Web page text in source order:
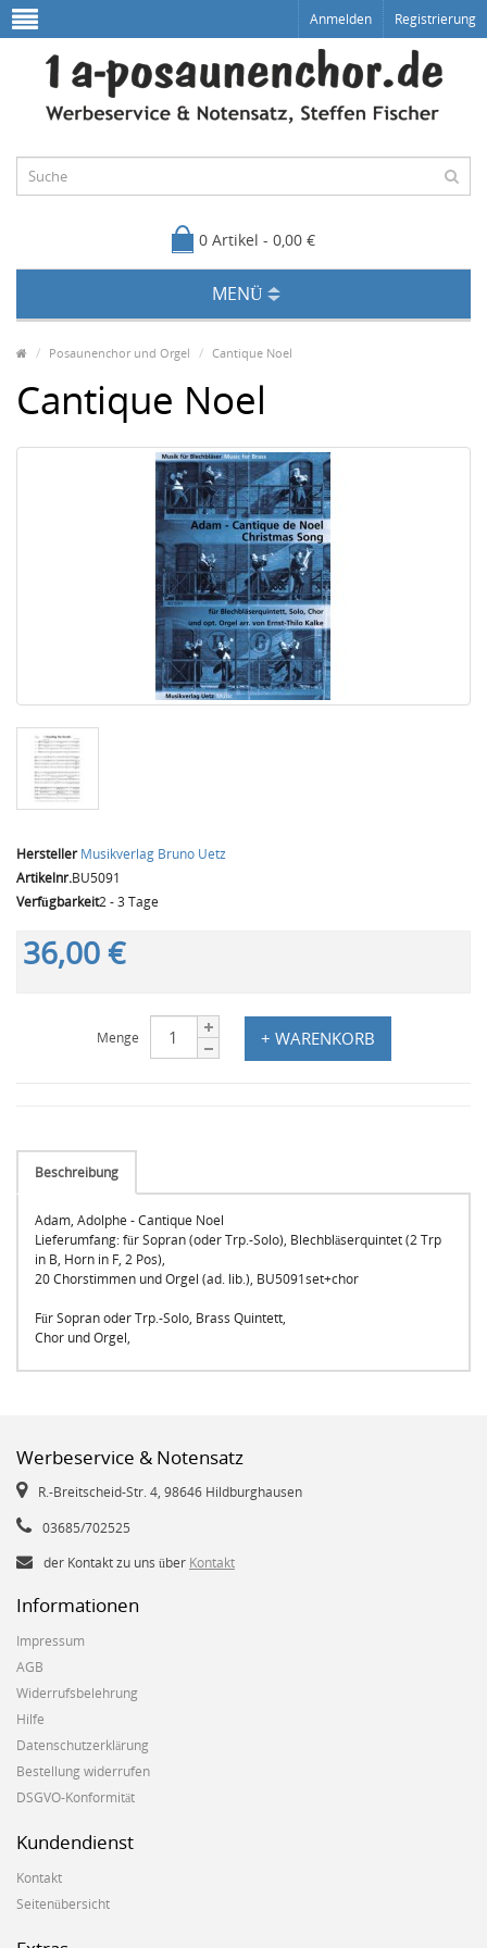
Anmelden Registrierung
0 Artikel - 0,00 €
MENÜ
Posaunenchor und Orgel Cantique Noel
Cantique Noel
Hersteller Musikverlag Bruno Uetz
Artikelnr.BU5091
Verfügbarkeit2 - 3 Tage
36,00 €
Menge + WARENKORB
Beschreibung
Adam, Adolphe - Cantique Noel
Lieferumfang: für Sopran (oder Trp.-Solo), Blechbläserquintet (2 Trp
in B, Horn in F, 2 Pos),
20 Chorstimmen und Orgel (ad. lib.), BU5091set+chor
Für Sopran oder Trp.-Solo, Brass Quintett,
Chor und Orgel,
Werbeservice & Notensatz
R.-Breitscheid-Str. 4, 98646 Hildburghausen
03685/702525
der Kontakt zu uns über Kontakt
Informationen
Impressum
AGB
Widerrufsbelehrung
Hilfe
Datenschutzerklärung
Bestellung widerrufen
DSGVO-Konformität
Kundendienst
Kontakt
Seitenübersicht